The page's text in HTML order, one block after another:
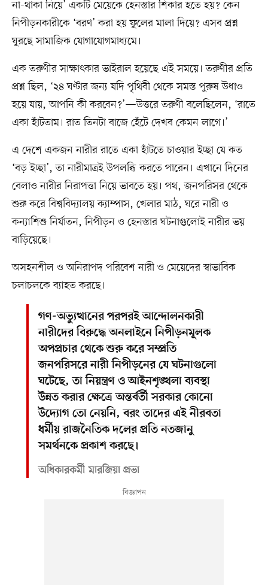
না-থাকা নিয়ে’ একটি মেয়েকে হেনস্তার শিকার হতে হয়? কেন
নিপীড়নকারীকে ‘বরণ’ করা হয় ফুলের মালা দিয়ে? এসব প্রশ্ন
ঘুরছে সামাজিক যোগাযোগমাধ্যমে।
এক তরুণীর সাক্ষাৎকার ভাইরাল হয়েছে এই সময়ে। তরুণীর প্রতি
প্রশ্ন ছিল, ‘২৪ ঘণ্টার জন্য যদি পৃথিবী থেকে সমস্ত পুরুষ উধাও
হয়ে যায়, আপনি কী করবেন?’—উত্তরে তরুণী বলেছিলেন, ‘রাতে
একা হাঁটতাম। রাত তিনটা বাজে হেঁটে দেখব কেমন লাগে।’
এ দেশে একজন নারীর রাতে একা হাঁটতে চাওয়ার ইচ্ছা যে কত
‘বড় ইচ্ছা’, তা নারীমাত্রই উপলব্ধি করতে পারেন। এখানে দিনের
বেলাও নারীর নিরাপত্তা নিয়ে ভাবতে হয়। পথ, জনপরিসর থেকে
শুরু করে বিশ্ববিদ্যালয় ক্যাম্পাস, খেলার মাঠ, ঘরে নারী ও
কন্যাশিশু নির্যাতন, নিপীড়ন ও হেনস্তার ঘটনাগুলোই নারীর ভয়
বাড়িয়েছে।
অসহনশীল ও অনিরাপদ পরিবেশ নারী ও মেয়েদের স্বাভাবিক
চলাচলকে ব্যাহত করছে।
গণ-অভ্যুত্থানের পরপরই আন্দোলনকারী
নারীদের বিরুদ্ধে অনলাইনে নিপীড়নমূলক
অপপ্রচার থেকে শুরু করে সম্প্রতি
জনপরিসরে নারী নিপীড়নের যে ঘটনাগুলো
ঘটেছে, তা নিয়ন্ত্রণ ও আইনশৃঙ্খলা ব্যবস্থা
উন্নত করার ক্ষেত্রে অন্তর্বর্তী সরকার কোনো
উদ্যোগ তো নেয়নি, বরং তাদের এই নীরবতা
ধর্মীয় রাজনৈতিক দলের প্রতি নতজানু
সমর্থনকে প্রকাশ করছে।
অধিকারকর্মী মারজিয়া প্রভা